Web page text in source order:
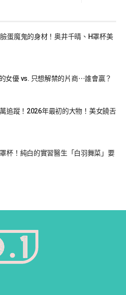
蛋魔鬼的身材！奥井千晴、H罩杯美
女優 vs. 只想解禁的片商⋯誰會贏？
追蹤！2026年最初的大物！美女饒舌
杯！純白的實習醫生「白羽舞菜」要